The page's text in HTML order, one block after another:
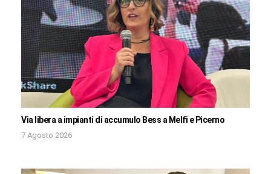
Via libera a impianti di accumulo Bess a Melfi e Picerno
7 Agosto 2026